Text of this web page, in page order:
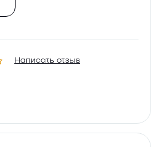
Написать отзыв